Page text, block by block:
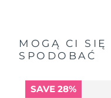
MOGĄ CI SIĘ
SPODOBAĆ
SAVE 28%